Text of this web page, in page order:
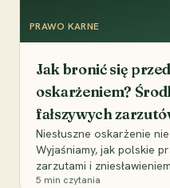
PRAWO KARNE
Jak bronić się
oskarżeniem?
fałszywych
Niesłuszne oskarżenie
Wyjaśniamy, jak polskie
zarzutami i
5 min czytania